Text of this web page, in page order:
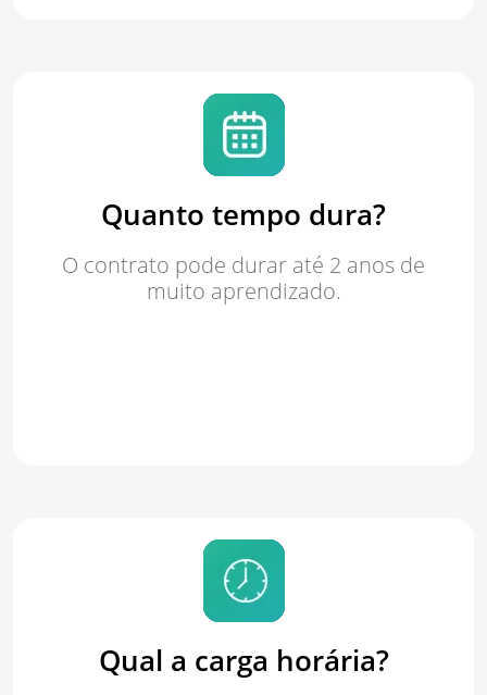
Quanto tempo dura?
O contrato pode durar até 2 anos de
muito aprendizado.
Qual a carga horária?